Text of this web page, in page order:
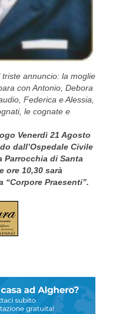
annuncio: la moglie
con Antonio, Debora
Federica e Alessia,
le cognate e
Venerdì 21 Agosto
dall’Ospedale Civile
Parrocchia di Santa
ore 10,30 sarà
“Corpore Praesenti”.